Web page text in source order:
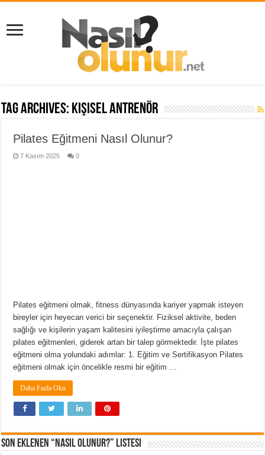
Tag Archives: kişisel antrenör
Pilates Eğitmeni Nasıl Olunur?
7 Kasım 2025 0
Pilates eğitmeni olmak, fitness dünyasında kariyer yapmak isteyen
bireyler için heyecan verici bir seçenektir. Fiziksel aktivite, beden
sağlığı ve kişilerin yaşam kalitesini iyileştirme amacıyla çalışan
pilates eğitmenleri, giderek artan bir talep görmektedir. İşte pilates
eğitmeni olma yolundaki adımlar: 1. Eğitim ve Sertifikasyon Pilates
eğitmeni olmak için öncelikle resmi bir eğitim …
Daha Fazla Oku
Son Eklenen “Nasıl Olunur?” Listesi